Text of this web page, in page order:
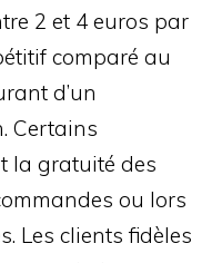
2 et 4 euros par
comparé au
d’un
Certains
la gratuité des
ou lors
Les clients fidèles